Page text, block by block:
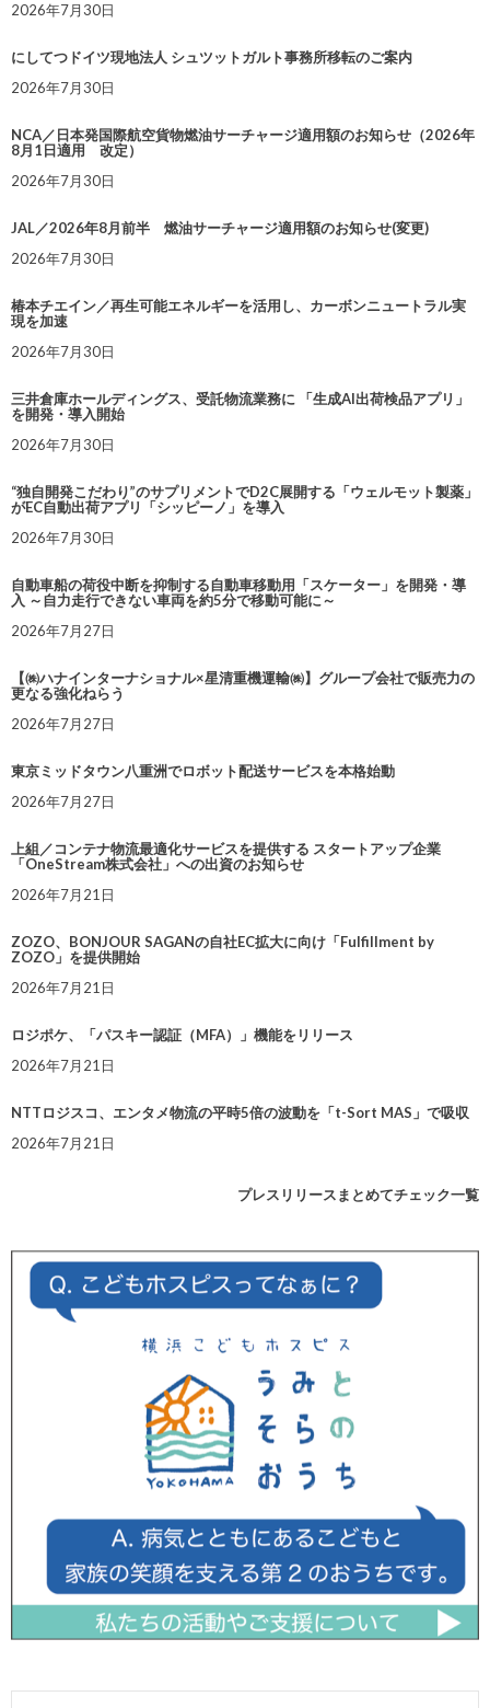
2026年7月30日
にしてつドイツ現地法人 シュツットガルト事務所移転のご案内
2026年7月30日
NCA／日本発国際航空貨物燃油サーチャージ適用額のお知らせ（2026年
8月1日適用 改定）
2026年7月30日
JAL／2026年8月前半 燃油サーチャージ適用額のお知らせ(変更)
2026年7月30日
椿本チエイン／再生可能エネルギーを活用し、カーボンニュートラル実
現を加速
2026年7月30日
三井倉庫ホールディングス、受託物流業務に 「生成AI出荷検品アプリ」
を開発・導入開始
2026年7月30日
“独自開発こだわり”のサプリメントでD2C展開する「ウェルモット製薬」
がEC自動出荷アプリ「シッピーノ」を導入
2026年7月30日
自動車船の荷役中断を抑制する自動車移動用「スケーター」を開発・導
入 ～自力走行できない車両を約5分で移動可能に～
2026年7月27日
【㈱ハナインターナショナル×星清重機運輸㈱】グループ会社で販売力の
更なる強化ねらう
2026年7月27日
東京ミッドタウン八重洲でロボット配送サービスを本格始動
2026年7月27日
上組／コンテナ物流最適化サービスを提供する スタートアップ企業
「OneStream株式会社」への出資のお知らせ
2026年7月21日
ZOZO、BONJOUR SAGANの自社EC拡大に向け「Fulfillment by
ZOZO」を提供開始
2026年7月21日
ロジポケ、「パスキー認証（MFA）」機能をリリース
2026年7月21日
NTTロジスコ、エンタメ物流の平時5倍の波動を「t-Sort MAS」で吸収
2026年7月21日
プレスリリースまとめてチェック一覧